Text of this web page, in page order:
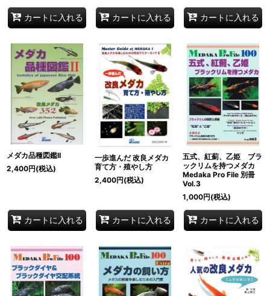
カートに入れる カートに入れる カートに入れる
メダカ品種図鑑II
2,400円(税込)
カートに入れる
一歩進んだ 改良メダカ
育て方・殖やし方
2,400円(税込)
カートに入れる
五式、紅薊、乙姫 ブラ
ックリムを持つメダカ
Medaka Pro File 別冊
Vol.3
1,000円(税込)
カートに入れる